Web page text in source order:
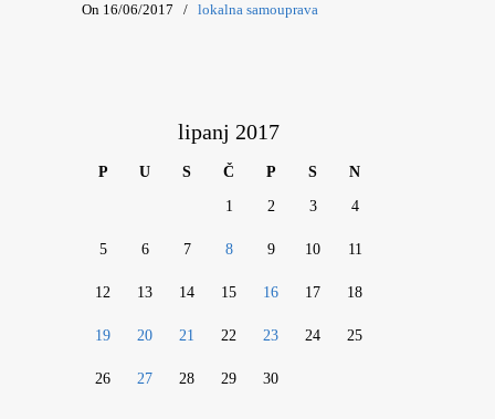
On 16/06/2017 / lokalna samouprava
lipanj 2017
P U S Č P S N
1 2 3 4
5 6 7 8 9 10 11
12 13 14 15 16 17 18
19 20 21 22 23 24 25
26 27 28 29 30